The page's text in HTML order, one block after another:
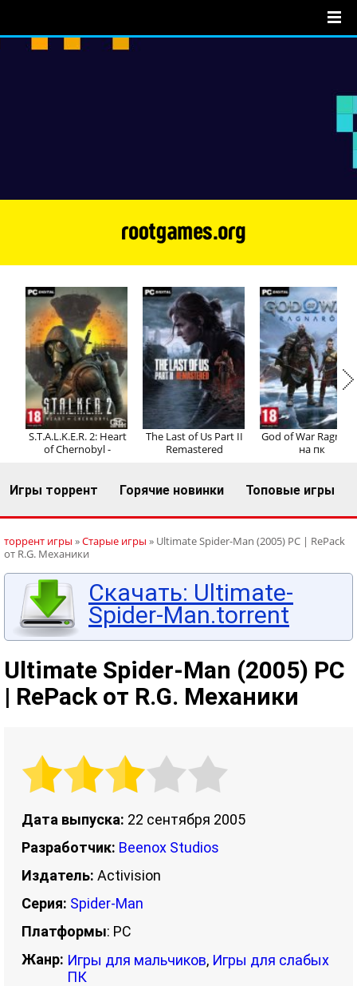
Регистрация Вход
S.T.A.L.K.E.R. 2: Heart
of Chernobyl -
The Last of Us Part II
Remastered
God of War
на пк
Игры торрент Горячие новинки Топовые игры
торрент игры »Старые игры » Ultimate Spider-Man (2005) PC | RePack
от R.G. Механики
Скачать: Ultimate-
Spider-Man.torrent
Ultimate Spider-Man (2005) PC
| RePack от R.G. Механики
Дата выпуска: 22 сентября 2005
Разработчик: Beenox Studios
Издатель: Activision
Серия: Spider-Man
Платформы: PC
Жанр: Игры для мальчиков, Игры для слабых
ПК